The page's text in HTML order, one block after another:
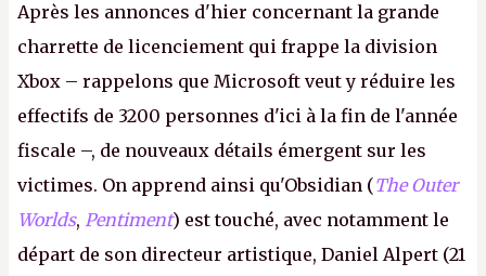
Après les annonces d'hier concernant la grande
charrette de licenciement qui frappe la division
Xbox – rappelons que Microsoft veut y réduire les
effectifs de 3200 personnes d'ici à la fin de l'année
fiscale –, de nouveaux détails émergent sur les
victimes. On apprend ainsi qu'Obsidian (The Outer
Worlds, Pentiment) est touché, avec notamment le
départ de son directeur artistique, Daniel Alpert (21